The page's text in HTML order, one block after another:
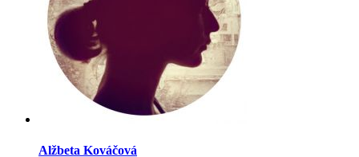
Alžbeta Kováčová